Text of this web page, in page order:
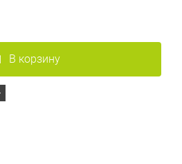
В корзину